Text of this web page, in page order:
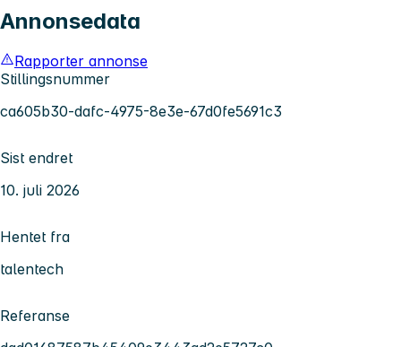
Annonsedata
Rapporter annonse
Stillingsnummer
ca605b30-dafc-4975-8e3e-67d0fe5691c3
Sist endret
10. juli 2026
Hentet fra
talentech
Referanse